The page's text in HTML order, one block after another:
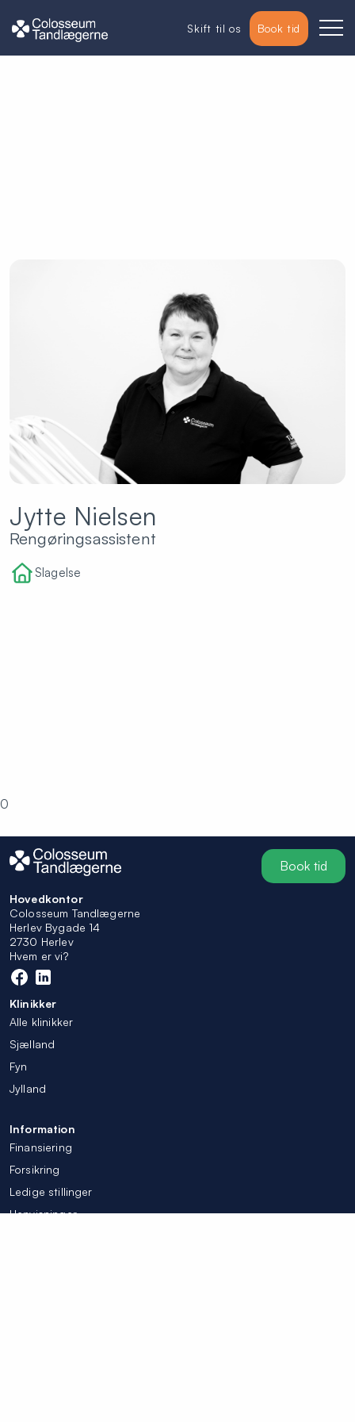
Jytte Nielsen
Rengøringsassistent
Slagelse
0
Book tid
Hovedkontor
Colosseum Tandlægerne
Herlev Bygade 14
2730 Herlev
Hvem er vi?
Klinikker
Alle klinikker
Sjælland
Fyn
Jylland
Information
Finansiering
Forsikring
Ledige stillinger
Henvisninger
Skift til os Book tid